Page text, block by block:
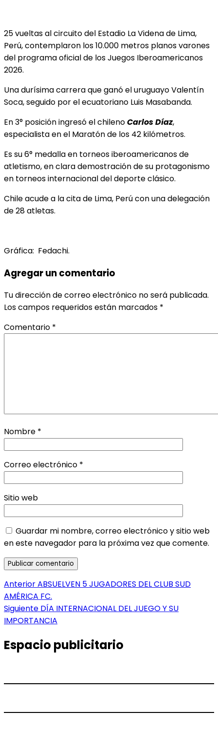
25 vueltas al circuito del Estadio La Videna de Lima,
Perú, contemplaron los 10.000 metros planos varones
del programa oficial de los Juegos Iberoamericanos
2026.
Una durísima carrera que ganó el uruguayo Valentín
Soca, seguido por el ecuatoriano Luis Masabanda.
En 3° posición ingresó el chilenoCarlos Díaz,
especialista en el Maratón de los 42 kilómetros.
Es su 6° medalla en torneos iberoamericanos de
atletismo, en clara demostración de su protagonismo
en torneos internacional del deporte clásico.
Chile acude a la cita de Lima, Perú con una delegación
de 28 atletas.
Gráfica: Fedachi.
Agregar un comentario
Tu dirección de correo electrónico no será publicada.
Los campos requeridos están marcados *
Comentario *
Nombre *
Correo electrónico *
Sitio web
Guardar mi nombre, correo electrónico y sitio web
en este navegador para la próxima vez que comente.
Navegación
de
entradas
AnteriorEntrada
anterior:
ABSUELVEN 5 JUGADORES DEL CLUB SUD
AMÉRICA FC.
Siguiente Entrada
siguiente:
DÍA INTERNACIONAL DEL JUEGO Y SU
IMPORTANCIA
Espacio publicitario